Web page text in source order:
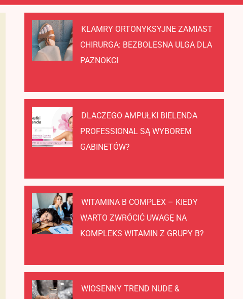
KLAMRY ORTONYKSYJNE ZAMIAST
CHIRURGA: BEZBOLESNA ULGA DLA
PAZNOKCI
DLACZEGO AMPUŁKI BIELENDA
PROFESSIONAL SĄ WYBOREM
GABINETÓW?
WITAMINA B COMPLEX – KIEDY
WARTO ZWRÓCIĆ UWAGĘ NA
KOMPLEKS WITAMIN Z GRUPY B?
WIOSENNY TREND NUDE &